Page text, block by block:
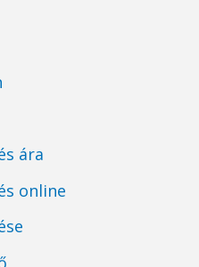
ára
online